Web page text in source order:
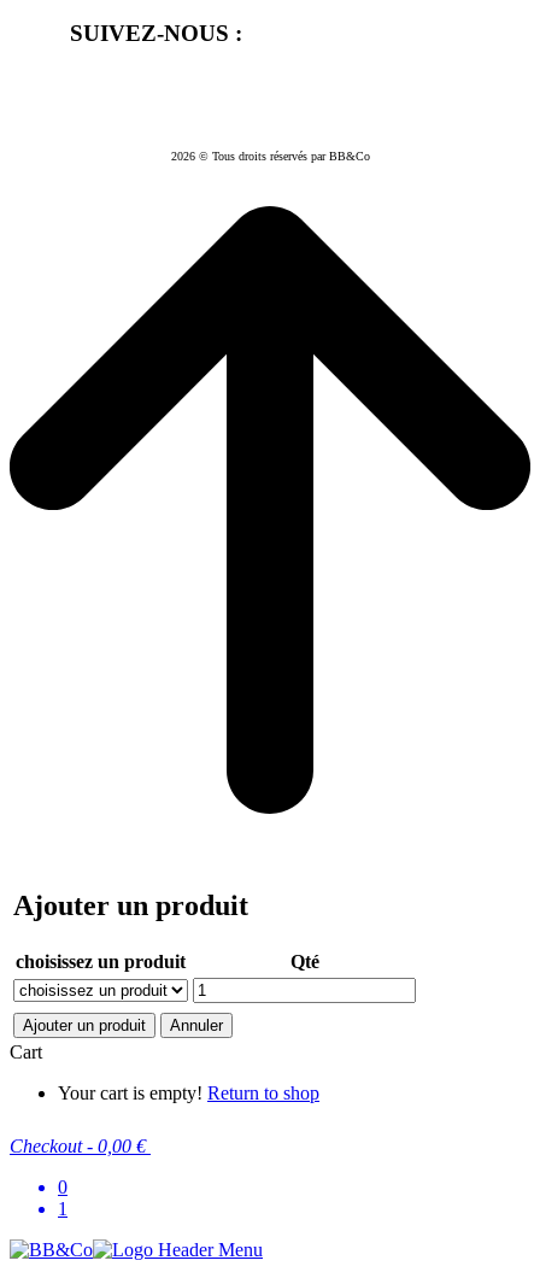
SUIVEZ-NOUS :
2026 © Tous droits réservés par BB&Co
Ajouter un produit
choisissez un produit Qté
Ajouter un produit Annuler
Cart
Your cart is empty! Return to shop
Checkout - 0,00 €
0
1